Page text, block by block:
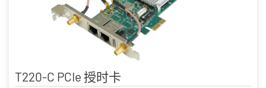
T220-C PCIe 授时卡